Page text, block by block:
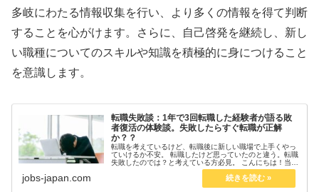
多岐にわたる情報収集を行い、より多くの情報を得て判断
することを心がけます。さらに、自己啓発を継続し、新し
い職種についてのスキルや知識を積極的に身につけること
を意識します。
転職失敗談：1年で3回転職した経験者が語る敗
者復活の体験談。失敗したらすぐ転職が正解
か？？
転職を考えているけど、転職後に新しい職場で上手くやっ
ていけるか不安。 転職したけど思っていたのと違う。転職
失敗したのでは？と考えている方必見。 こんにちは！当コ
ラム担当のKENです！年収300万円台の冴えないサラリー
jobs-japan.com